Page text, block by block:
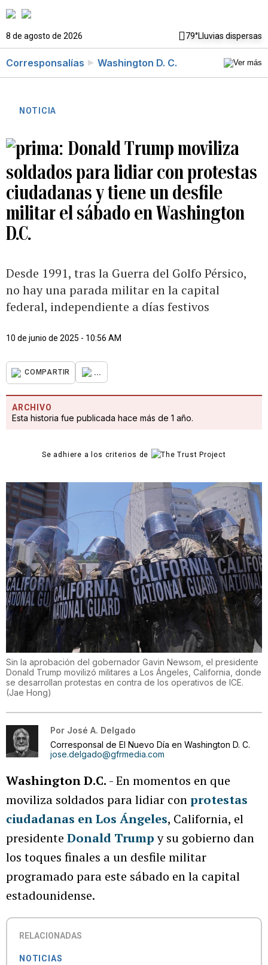
8 de agosto de 2026 79°Lluvias dispersas
Corresponsalías Washington D. C.
NOTICIA
Donald Trump moviliza
soldados para lidiar con protestas
ciudadanas y tiene un desfile
militar el sábado en Washington
D.C.
Desde 1991, tras la Guerra del Golfo Pérsico,
no hay una parada militar en la capital
federal, independiente a días festivos
10 de junio de 2025 - 10:56 AM
COMPARTIR ...
ARCHIVO
Esta historia fue publicada hace más de 1 año.
Se adhiere a los criterios de
Sin la aprobación del gobernador Gavin Newsom, el presidente
Donald Trump movilizó militares a Los Ángeles, California, donde
se desarrollan protestas en contra de los operativos de ICE.
(Jae Hong)
Por José A. Delgado
Corresponsal de El Nuevo Día en Washington D. C.
jose.delgado@gfrmedia.com
Washington D.C. - En momentos en que
moviliza soldados para lidiar conprotestas
ciudadanas en Los Ángeles, California, el
presidente Donald Trumpy su gobierno dan
los toques finales a un desfile militar
programado para este sábado en la capital
estadounidense.
RELACIONADAS
NOTICIAS